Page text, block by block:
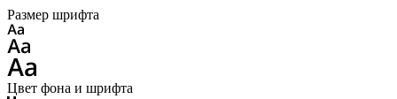
Размер шрифта
Цвет фона и шрифта